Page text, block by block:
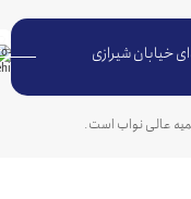
شیرازی
نواب است.